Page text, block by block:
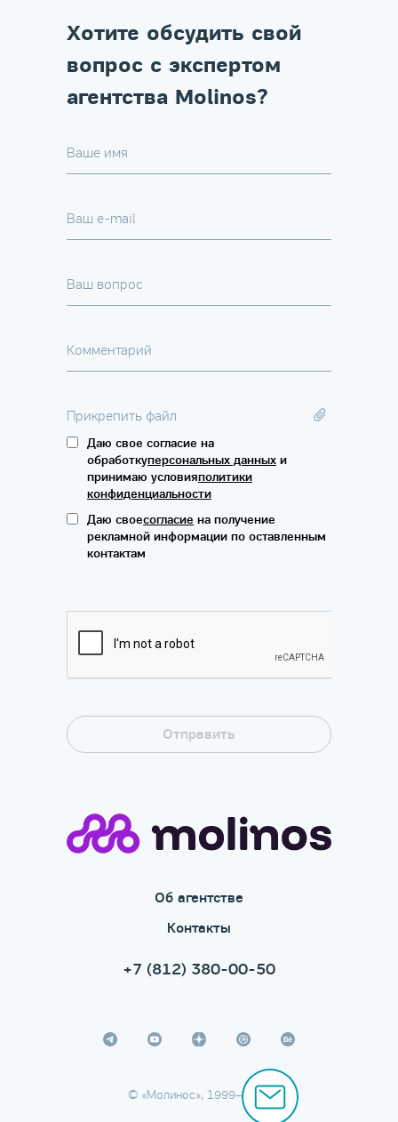
Об агентстве
Контакты
+7 (812) 380-00-50
© «Молинос», 1999–2026
Хотите обсудить свой
вопрос с экспертом
агентства Molinos?
Ваше имя
Ваш e-mail
Ваш вопрос
Комментарий
Прикрепить файл
Даю свое согласие на
обработкуперсональных данных и
принимаю условияполитики
конфиденциальности
Даю своесогласие на получение
рекламной информации по оставленным
контактам